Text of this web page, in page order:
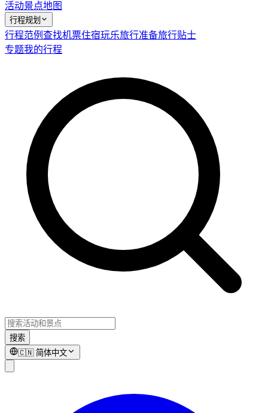
活动景点地图
行程规划
行程范例 查找机票住宿玩乐旅行准备旅行贴士
专题我的行程
搜索
🇨🇳 简体中文